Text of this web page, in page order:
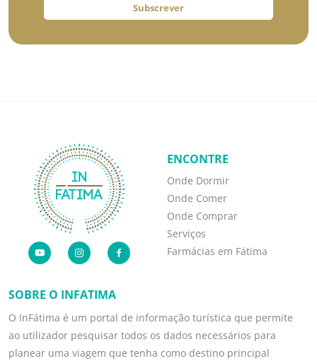
Subscrever
SOBRE O INFATIMA
O InFátima é um portal de informação turística que permite
ao utilizador pesquisar todos os dados necessários para
planear uma viagem que tenha como destino principal
ENCONTRE
Onde Dormir
Onde Comer
Onde Comprar
Serviços
Farmácias em Fátima